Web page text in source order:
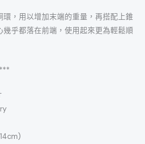
環，用以增加末端的重量，再搭配上錐
幾乎都落在前端，使用起來更為輕鬆順